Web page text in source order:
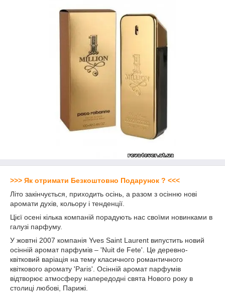
>>> Як отримати Безкоштовно Подарунок ? <<<
Літо закінчується, приходить осінь, а разом з осінню нові
аромати духів, кольору і тенденції.
Цієї осені кілька компаній порадують нас своїми новинками в
галузі парфуму.
У жовтні 2007 компанія Yves Saint Laurent випустить новий
осінній аромат парфумів – 'Nuit de Fеte'. Це деревно-
квітковий варіація на тему класичного романтичного
квіткового аромату 'Paris'. Осінній аромат парфумів
відтворює атмосферу напередодні свята Нового року в
столиці любові, Парижі.